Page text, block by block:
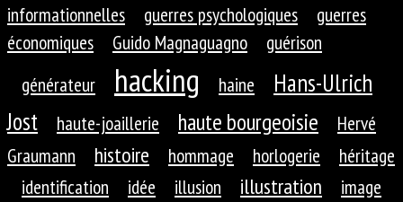
informationnelles
guerres psychologiques
guerres
économiques
Guido Magnaguagno
guérison
générateur
hacking haine
Hans-Ulrich
Jost
haute-joaillerie haute bourgeoisie
Hervé
Graumann
histoire hommage horlogerie
héritage
identification
idée illusion illustration
image